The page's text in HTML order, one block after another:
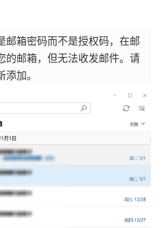
邮箱密码而不是授权码，在邮
的邮箱，但无法收发邮件。请
加。